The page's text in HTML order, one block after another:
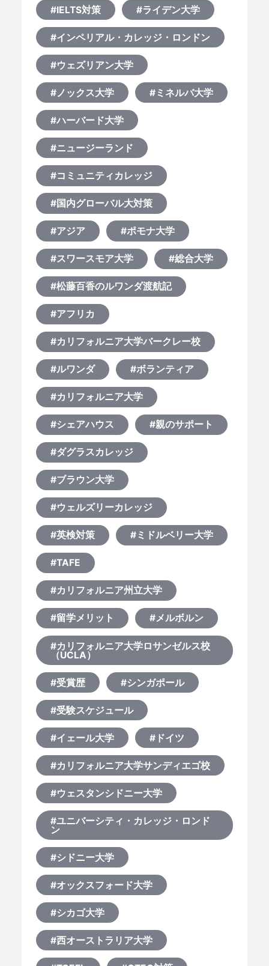
#IELTS対策 #ライデン大学
#インペリアル・カレッジ・ロンドン
#ウェズリアン大学
#ノックス大学 #ミネルバ大学
#ハーバード大学
#ニュージーランド
#コミュニティカレッジ
#国内グローバル大対策
#アジア #ポモナ大学
#スワースモア大学 #総合大学
#松藤百香のルワンダ渡航記
#アフリカ
#カリフォルニア大学バークレー校
#ルワンダ #ボランティア
#カリフォルニア大学
#シェアハウス #親のサポート
#ダグラスカレッジ
#ブラウン大学
#ウェルズリーカレッジ
#英検対策 #ミドルベリー大学
#TAFE
#カリフォルニア州立大学
#留学メリット #メルボルン
#カリフォルニア大学ロサンゼルス校
（UCLA）
#受賞歴 #シンガポール
#受験スケジュール
#イェール大学 #ドイツ
#カリフォルニア大学サンディエゴ校
#ウェスタンシドニー大学
#ユニバーシティ・カレッジ・ロンド
ン
#シドニー大学
#オックスフォード大学
#シカゴ大学
#西オーストラリア大学